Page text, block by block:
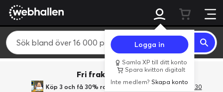
Logga in
Samla XP till ditt konto
Spara kvitton digitalt
Inte medlem?Skapa konto
Fri frakt över 800 kr.
Köp 3 och få 30% rabatt med rabattkoden 3Gives30